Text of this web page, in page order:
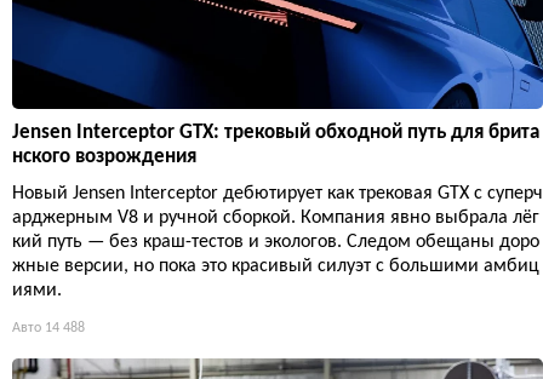
Jensen Interceptor GTX: трековый обходной путь для брита
нского возрождения
Новый Jensen Interceptor дебютирует как трековая GTX с суперч
арджерным V8 и ручной сборкой. Компания явно выбрала лёг
кий путь — без краш-тестов и экологов. Следом обещаны доро
жные версии, но пока это красивый силуэт с большими амбиц
иями.
Авто 14 488